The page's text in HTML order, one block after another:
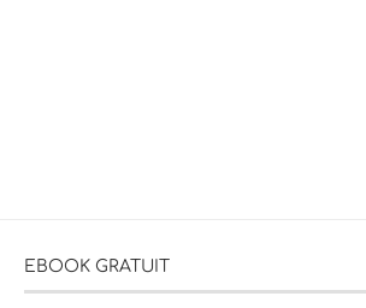
EBOOK GRATUIT